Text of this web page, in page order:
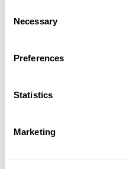
Selection
Necessary
Preferences
Statistics
Marketing
미진단된 경우에 재분석을 통
최신 유전학 정보 제공
블로그와 뉴스레터를 통해 최